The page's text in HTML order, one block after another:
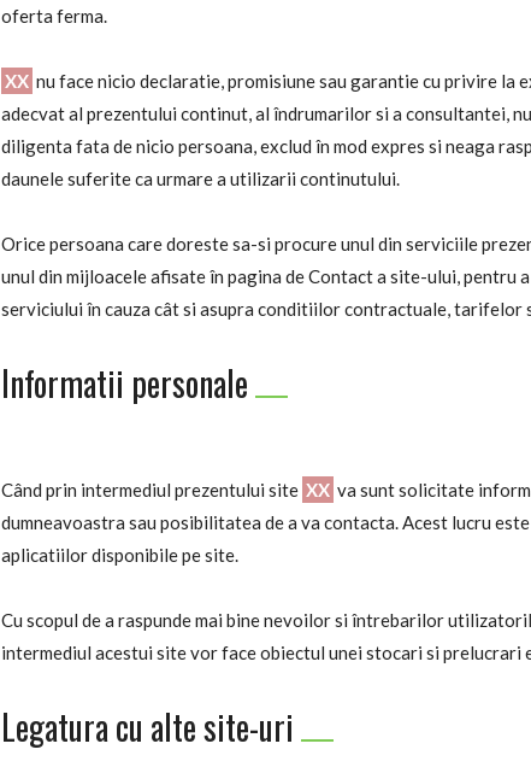
oferta ferma.
XX nu face nicio declaratie, promisiune sau garantie cu privire
adecvat al prezentului continut, al îndrumarilor si a consultantei,
diligenta fata de nicio persoana, exclud în mod expres si neaga
daunele suferite ca urmare a utilizarii continutului.
Orice persoana care doreste sa-si procure unul din serviciile
unul din mijloacele afisate în pagina de Contact a site-ului, pentru
serviciului în cauza cât si asupra conditiilor contractuale,
Informatii personale
Când prin intermediul prezentului site XX va sunt solicitate
dumneavoastra sau posibilitatea de a va contacta. Acest lucru
aplicatiilor disponibile pe site.
Cu scopul de a raspunde mai bine nevoilor si întrebarilor
intermediul acestui site vor face obiectul unei stocari si prelucrari
Legatura cu alte site-uri